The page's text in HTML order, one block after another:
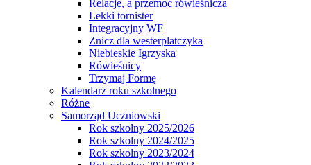
Relacje, a przemoc rówieśnicza
Lekki tornister
Integracyjny WF
Znicz dla westerplatczyka
Niebieskie Igrzyska
Rówieśnicy
Trzymaj Formę
Kalendarz roku szkolnego
Różne
Samorząd Uczniowski
Rok szkolny 2025/2026
Rok szkolny 2024/2025
Rok szkolny 2023/2024